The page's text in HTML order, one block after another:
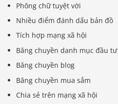
Phông chữ tuyệt vời
Nhiều điểm đánh dấu bản đồ
Tích hợp mạng xã hội
Băng chuyền danh mục đầu tư
Băng chuyền blog
Băng chuyền mua sắm
Chia sẻ trên mạng xã hội